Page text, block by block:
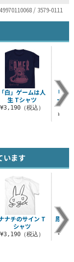
/ 3579-0111
「白」ゲームは人
生 Tシャツ
¥3,190（税込）
「白
ー
います
ナチのサイン T
シャツ
¥3,190（税込）
原作